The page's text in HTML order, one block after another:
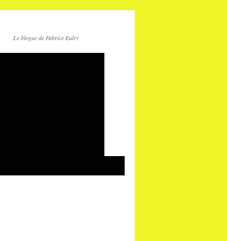
Le blogue de Fabrice Eulry